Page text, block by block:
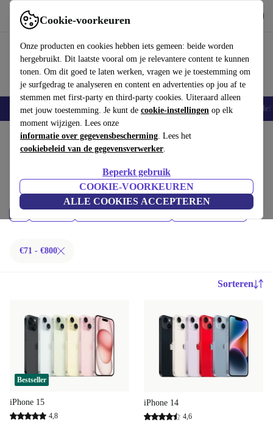
Cookie-voorkeuren
Onze producten en cookies hebben iets gemeen: beide worden
hergebruikt. Dit laatste vooral om je relevantere content te kunnen
tonen. Om dit goed te laten werken, vragen we je toestemming om
je surfgedrag te analyseren en content en advertenties op jou af te
stemmen met first-party en third-party cookies. Uiteraard alleen
met jouw toestemming. Je kunt de cookie-instellingen op elk
moment wijzigen. Lees onze
informatie over gegevensbescherming. Lees het
cookiebeleid van de gegevensverwerker.
Beperkt gebruik
COOKIE-VOORKEUREN
ALLE COOKIES ACCEPTEREN
Gebruik refurbed snel en eenvoudig
Smartphones Laptops Tablets Smartwatches Accessoires
Home Producten Smartphones
Gecertificeerd refurbished iPhones onder 800€ – bespaar tot 40%. 30
dagen retourrecht & 12 maanden garantie. Shop vandaag nog duurzaam!
€71 - €800
Sorteren
Bestseller
iPhone 15
4,8
iPhone 14
4,6